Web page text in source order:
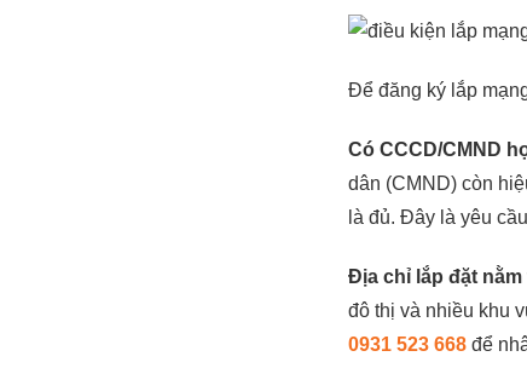
Để đăng ký lắp
Có CCCD/CMND
dân (CMND) còn
là đủ. Đây là yêu
Địa chỉ lắp đặt
đô thị và nhiều khu
0931 523 668 để